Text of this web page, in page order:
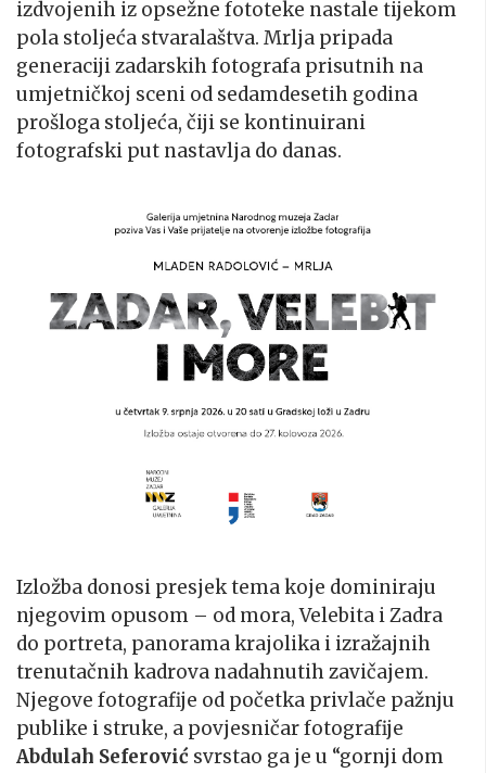
izdvojenih iz opsežne fototeke nastale tijekom
pola stoljeća stvaralaštva. Mrlja pripada
generaciji zadarskih fotografa prisutnih na
umjetničkoj sceni od sedamdesetih godina
prošloga stoljeća, čiji se kontinuirani
fotografski put nastavlja do danas.
Izložba donosi presjek tema koje dominiraju
njegovim opusom – od mora, Velebita i Zadra
do portreta, panorama krajolika i izražajnih
trenutačnih kadrova nadahnutih zavičajem.
Njegove fotografije od početka privlače pažnju
publike i struke, a povjesničar fotografije
Abdulah Seferović svrstao ga je u “gornji dom